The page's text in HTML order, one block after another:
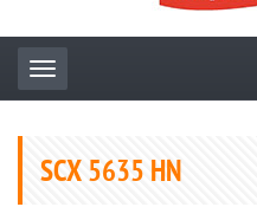
Toggle navigation
SCX 5635 HN